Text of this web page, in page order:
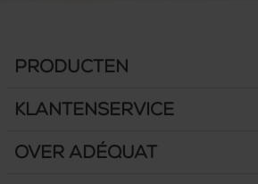
Producten
Klantenservice
Over Adéquat